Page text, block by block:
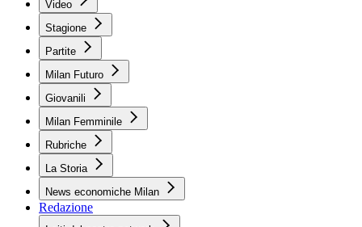
Video
Stagione
Partite
Milan Futuro
Giovanili
Milan Femminile
Rubriche
La Storia
News economiche Milan
Redazione